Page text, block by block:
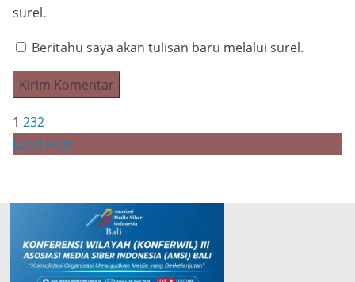
surel.
Beritahu saya akan tulisan baru melalui surel.
1 232
Load Post